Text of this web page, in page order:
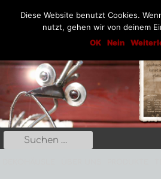
Inhalt
Dekohäusle_25
Kunst aus Stahl und Stein
Primäres
Suche
nach:
Diese Website benutzt Cookies.
nutzt, gehen wir von deinem
OK
Nein